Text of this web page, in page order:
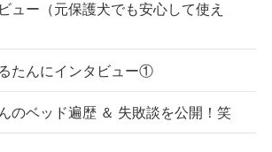
ュー（元保護犬でも安心して使え
たんにインタビュー①
のベッド遍歴 ＆ 失敗談を公開！笑